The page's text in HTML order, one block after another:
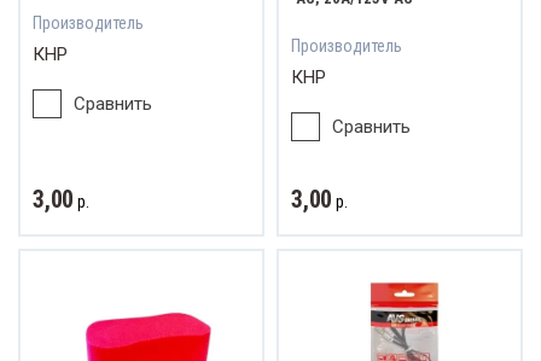
Производитель
КНР
Сравнить
3,00 р.
Производитель
КНР
Сравнить
3,00 р.